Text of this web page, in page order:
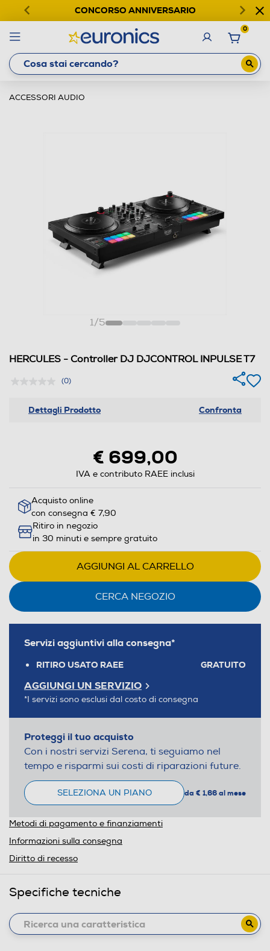
CONCORSO ANNIVERSARIO
0
ACCESSORI AUDIO
1/5
HERCULES - Controller DJ DJCONTROL INPULSE T7
(0)
Dettagli Prodotto Confronta
€ 699,00
IVA e contributo RAEE inclusi
Acquisto online
con consegna € 7,90
Ritiro in negozio
in 30 minuti e sempre gratuito
AGGIUNGI AL CARRELLO
CERCA NEGOZIO
Servizi aggiuntivi alla consegna*
RITIRO USATO RAEE GRATUITO
AGGIUNGI UN SERVIZIO
*I servizi sono esclusi dal costo di consegna
Proteggi il tuo acquisto
Con i nostri servizi Serena, ti seguiamo nel
tempo e risparmi sui costi di riparazioni future.
SELEZIONA UN PIANO da € 1,66 al mese
Metodi di pagamento e finanziamenti
Informazioni sulla consegna
Diritto di recesso
Specifiche tecniche